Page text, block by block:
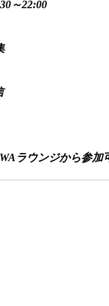
～22:00
ラウンジから参加